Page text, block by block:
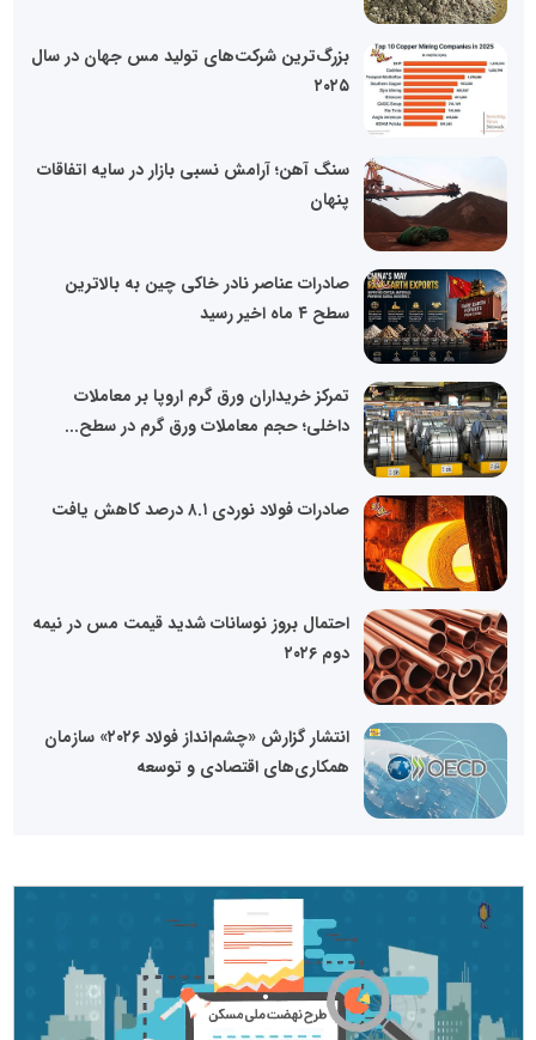
بزرگ‌ترین شرکت‌های تولید مس جهان در سال
۲۰۲۵
سنگ آهن؛ آرامش نسبی بازار در سایه اتفاقات
پنهان
صادرات عناصر نادر خاکی چین به بالاترین
سطح ۴ ماه اخیر رسید
تمرکز خریداران ورق گرم اروپا بر معاملات
داخلی؛ حجم معاملات ورق گرم در سطح...
صادرات فولاد نوردی ۸.۱ درصد کاهش یافت
احتمال بروز نوسانات شدید قیمت مس در نیمه
دوم ۲۰۲۶
انتشار گزارش «چشم‌انداز فولاد ۲۰۲۶» سازمان
همکاری‌های اقتصادی و توسعه